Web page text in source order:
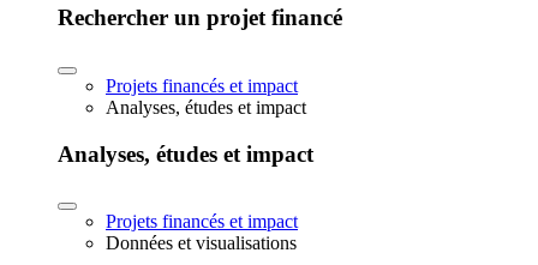
Rechercher un projet financé
Projets financés et impact
Analyses, études et impact
Analyses, études et impact
Projets financés et impact
Données et visualisations